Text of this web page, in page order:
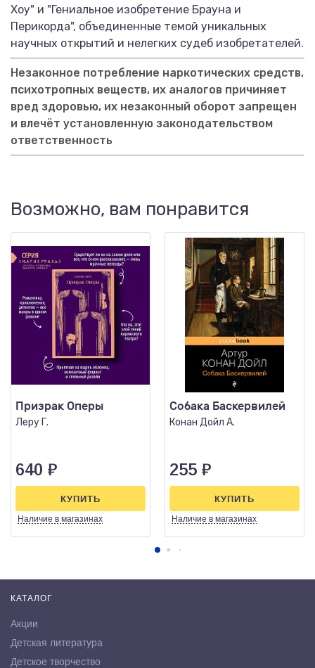
Хоу" и "Гениальное изобретение Брауна и
Перикорда", объединенные темой уникальных
научных открытий и нелегких судеб изобретателей.
Незаконное потребление наркотических средств,
психотропных веществ, их аналогов причиняет
вред здоровью, их незаконный оборот запрещен
и влечёт установленную законодательством
ответственность
Возможно, вам понравится
Призрак Оперы
Леру Г.
640 ₽
Наличие в магазинах
КУПИТЬ
Собака Баскервилей
Конан Дойл А.
255 ₽
Наличие в магазинах
КУПИТЬ
КАТАЛОГ
Акции
Детская литература
Детское творчество